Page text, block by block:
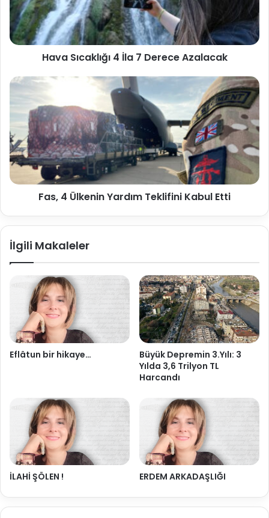
Hava Sıcaklığı 4 İla 7 Derece Azalacak
Fas, 4 Ülkenin Yardım Teklifini Kabul Etti
İlgili Makaleler
Eflâtun bir hikaye…
Büyük Depremin 3.Yılı: 3
Yılda 3,6 Trilyon TL
Harcandı
İLAHİ ŞÖLEN ! ERDEM ARKADAŞLIĞI